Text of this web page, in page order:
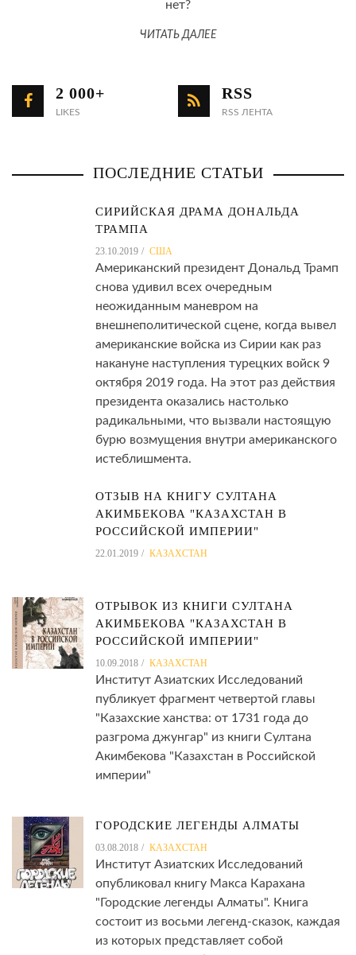
нет?
ЧИТАТЬ ДАЛЕЕ
2 000+
LIKES
RSS
RSS ЛЕНТА
ПОСЛЕДНИЕ СТАТЬИ
СИРИЙСКАЯ ДРАМА ДОНАЛЬДА
ТРАМПА
23.10.2019 США
Американский президент Дональд Трамп
снова удивил всех очередным
неожиданным маневром на
внешнеполитической сцене, когда вывел
американские войска из Сирии как раз
накануне наступления турецких войск 9
октября 2019 года. На этот раз действия
президента оказались настолько
радикальными, что вызвали настоящую
бурю возмущения внутри американского
истеблишмента.
ОТЗЫВ НА КНИГУ СУЛТАНА
АКИМБЕКОВА "КАЗАХСТАН В
РОССИЙСКОЙ ИМПЕРИИ"
22.01.2019 КАЗАХСТАН
ОТРЫВОК ИЗ КНИГИ СУЛТАНА
АКИМБЕКОВА "КАЗАХСТАН В
РОССИЙСКОЙ ИМПЕРИИ"
10.09.2018 КАЗАХСТАН
Институт Азиатских Исследований
публикует фрагмент четвертой главы
"Казахские ханства: от 1731 года до
разгрома джунгар" из книги Султана
Акимбекова "Казахстан в Российской
империи"
ГОРОДСКИЕ ЛЕГЕНДЫ АЛМАТЫ
03.08.2018 КАЗАХСТАН
Институт Азиатских Исследований
опубликовал книгу Макса Карахана
"Городские легенды Алматы". Книга
состоит из восьми легенд-сказок, каждая
из которых представляет собой